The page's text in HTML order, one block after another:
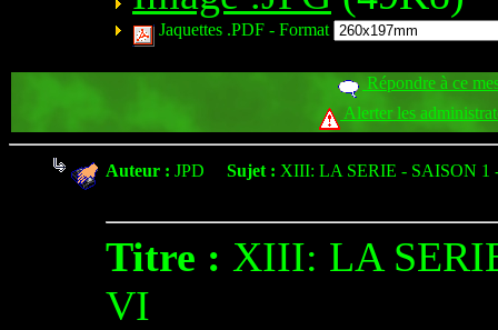
Jaquettes .PDF - Format
Répondre à ce
Alerter les
Auteur : JPD Sujet : XIII: LA SERIE - SAISON 1
Titre : XIII: LA
VI